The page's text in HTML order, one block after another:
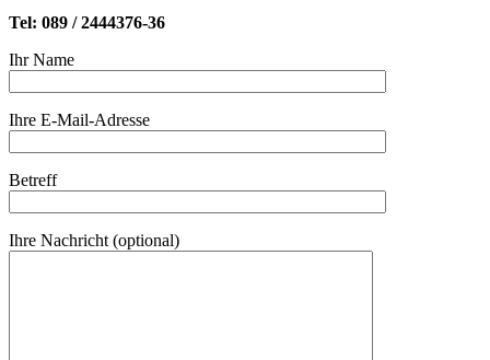
Tel: 089 / 2444376-36
Ihr Name
Ihre E-Mail-Adresse
Betreff
Ihre Nachricht (optional)